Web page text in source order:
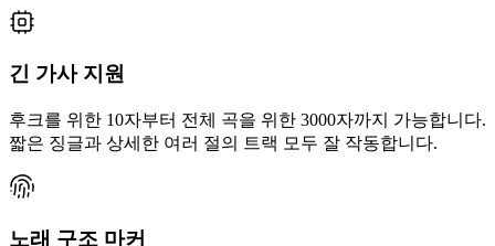
긴 가사 지원
후크를 위한 10자부터 전체 곡을 위한 3000자까지 가능합니다.
짧은 징글과 상세한 여러 절의 트랙 모두 잘 작동합니다.
노래 구조 마커